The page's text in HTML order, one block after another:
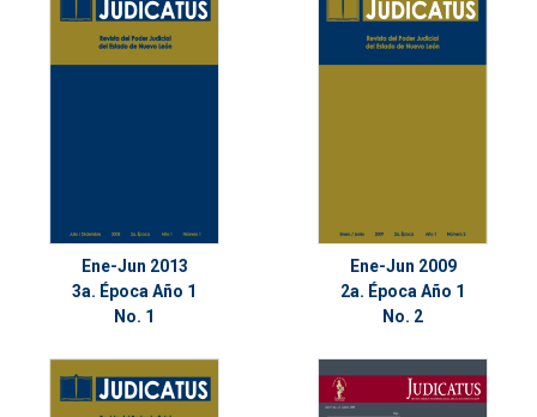
Ene-Jun 2013
3a. Época Año 1
No. 1
Ene-Jun 2009
2a. Época Año 1
No. 2